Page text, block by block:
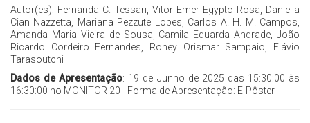
Autor(es): Fernanda C. Tessari, Vitor Emer Egypto Rosa, Daniella
Cian Nazzetta, Mariana Pezzute Lopes, Carlos A. H. M. Campos,
Amanda Maria Vieira de Sousa, Camila Eduarda Andrade, João
Ricardo Cordeiro Fernandes, Roney Orismar Sampaio, Flávio
Tarasoutchi
Dados de Apresentação: 19 de Junho de 2025 das 15:30:00 às
16:30:00 no MONITOR 20 - Forma de Apresentação: E-Pôster